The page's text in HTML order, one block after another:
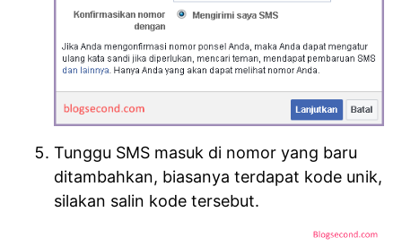
Tunggu SMS masuk di nomor yang baru
ditambahkan, biasanya terdapat kode unik,
silakan salin kode tersebut.